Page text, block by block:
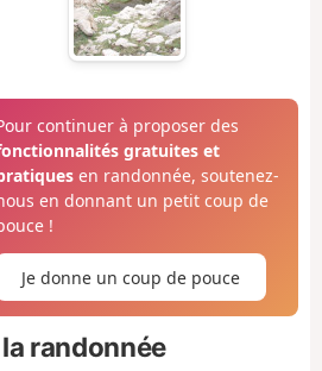
continuer à proposer des
gratuites et
en randonnée, soutenez-
en donnant un petit coup de
!
Je donne un coup de pouce
randonnée